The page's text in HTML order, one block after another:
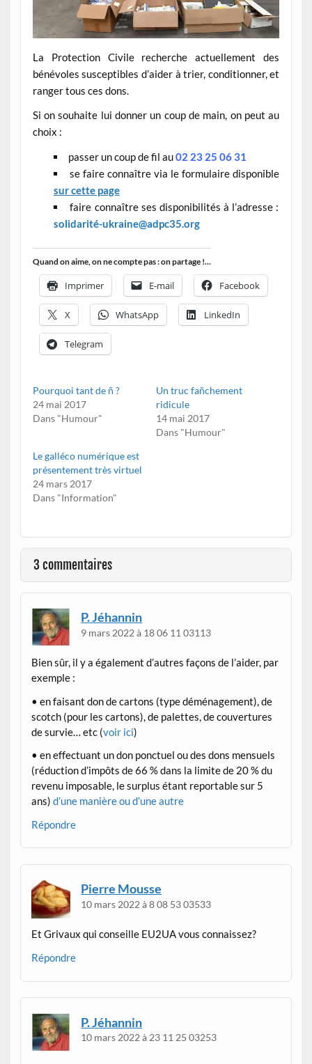
La Protection Civile recherche actuellement des
bénévoles susceptibles d’aider à trier, conditionner, et
ranger tous ces dons.
Si on souhaite lui donner un coup de main, on peut au
choix :
passer un coup de fil au02 23 25 06 31
se faire connaître via le formulaire disponible
sur cette page
faire connaître ses disponibilités à l’adresse :
solidarité-ukraine@adpc35.org
Quand on aime, on ne compte pas : on partage !...
Imprimer E-mail Facebook
X WhatsApp LinkedIn
Telegram
Pourquoi tant de ñ ?
24 mai 2017
Dans "Humour"
Un truc fañchement
ridicule
14 mai 2017
Dans "Humour"
Le galléco numérique est
présentement très virtuel
24 mars 2017
Dans "Information"
3 commentaires
P. Jéhannin
9 mars 2022 à 18 06 11 03113
Bien sûr, il y a également d’autres façons de l’aider, par
exemple :
• en faisant don de cartons (type déménagement), de
scotch (pour les cartons), de palettes, de couvertures
de survie… etc (voir ici)
• en effectuant un don ponctuel ou des dons mensuels
(réduction d’impôts de 66 % dans la limite de 20 % du
revenu imposable, le surplus étant reportable sur 5
ans)d’une manière ou d’une autre
Répondre
Pierre Mousse
10 mars 2022 à 8 08 53 03533
Et Grivaux qui conseille EU2UA vous connaissez?
Répondre
P. Jéhannin
10 mars 2022 à 23 11 25 03253